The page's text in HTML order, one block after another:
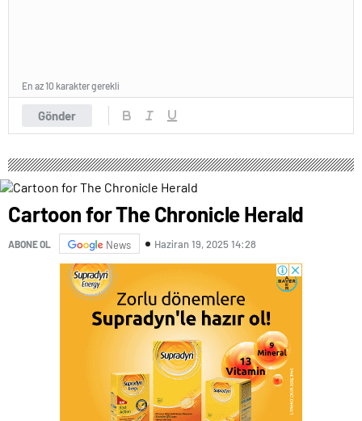
Gönder
En az 10 karakter gerekli
Cartoon for The Chronicle Herald
ABONE OL News Haziran 19, 2025 14:28